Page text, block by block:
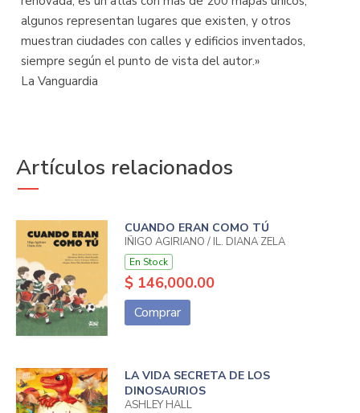
algunos representan lugares que existen, y otros
muestran ciudades con calles y edificios inventados,
siempre según el punto de vista del autor.»
La Vanguardia
Artículos relacionados
CUANDO ERAN COMO TÚ
IÑIGO AGIRIANO / IL. DIANA ZELA
En Stock
$ 146,000.00
Comprar
LA VIDA SECRETA DE LOS
DINOSAURIOS
ASHLEY HALL